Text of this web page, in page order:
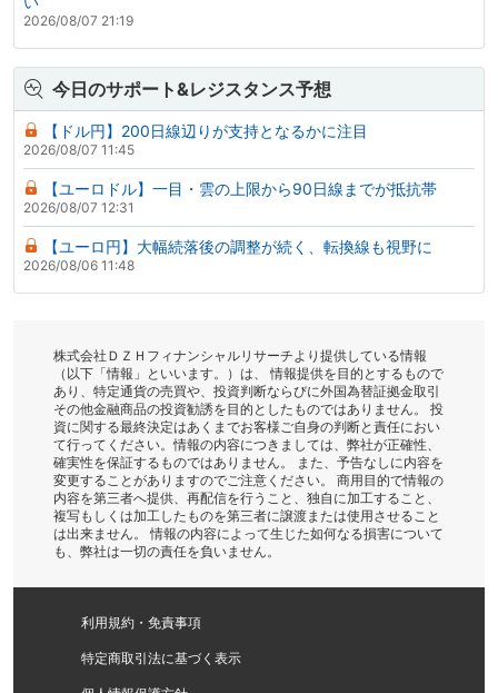
2026/08/07 21:19
今日のサポート&レジスタンス予想
【ドル円】200日線辺りが支持となるかに注目
2026/08/07 11:45
【ユーロドル】一目・雲の上限から90日線までが抵抗帯
2026/08/07 12:31
【ユーロ円】大幅続落後の調整が続く、転換線も視野に
2026/08/06 11:48
株式会社ＤＺＨフィナンシャルリサーチより提供している情報
（以下「情報」といいます。）は、 情報提供を目的とするもので
あり、特定通貨の売買や、投資判断ならびに外国為替証拠金取引
その他金融商品の投資勧誘を目的としたものではありません。 投
資に関する最終決定はあくまでお客様ご自身の判断と責任におい
て行ってください。情報の内容につきましては、弊社が正確性、
確実性を保証するものではありません。 また、予告なしに内容を
変更することがありますのでご注意ください。 商用目的で情報の
内容を第三者へ提供、再配信を行うこと、独自に加工すること、
複写もしくは加工したものを第三者に譲渡または使用させること
は出来ません。 情報の内容によって生じた如何なる損害について
も、弊社は一切の責任を負いません。
利用規約・免責事項
特定商取引法に基づく表示